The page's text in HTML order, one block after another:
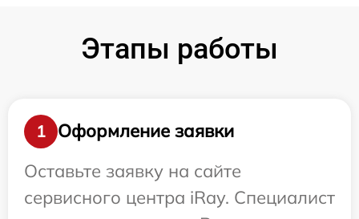
Этапы работы
1
Оформление заявки
Оставьте заявку на сайте
сервисного центра iRay. Специалист